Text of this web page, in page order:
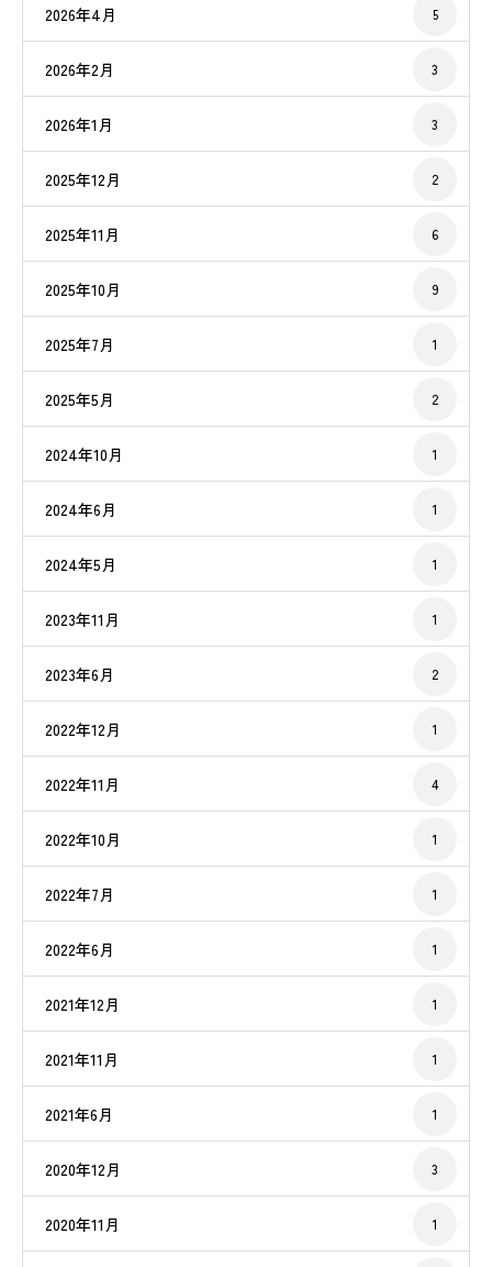
2026年4月 5
2026年2月 3
2026年1月 3
2025年12月 2
2025年11月 6
2025年10月 9
2025年7月 1
2025年5月 2
2024年10月 1
2024年6月 1
2024年5月 1
2023年11月 1
2023年6月 2
2022年12月 1
2022年11月 4
2022年10月 1
2022年7月 1
2022年6月 1
2021年12月 1
2021年11月 1
2021年6月 1
2020年12月 3
2020年11月 1